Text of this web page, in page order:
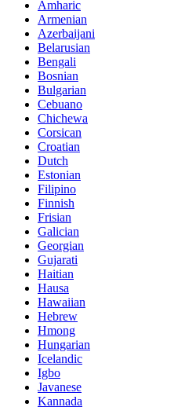
Amharic
Armenian
Azerbaijani
Belarusian
Bengali
Bosnian
Bulgarian
Cebuano
Chichewa
Corsican
Croatian
Dutch
Estonian
Filipino
Finnish
Frisian
Galician
Georgian
Gujarati
Haitian
Hausa
Hawaiian
Hebrew
Hmong
Hungarian
Icelandic
Igbo
Javanese
Kannada